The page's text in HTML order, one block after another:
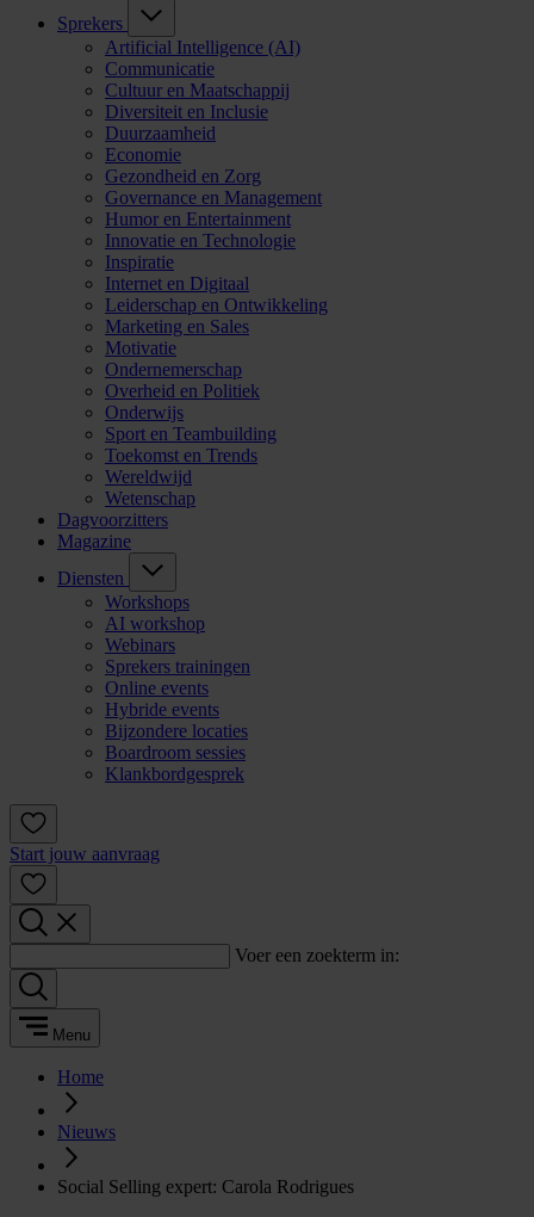
Sprekers
Artificial Intelligence (AI)
Communicatie
Cultuur en Maatschappij
Diversiteit en Inclusie
Duurzaamheid
Economie
Gezondheid en Zorg
Governance en Management
Humor en Entertainment
Innovatie en Technologie
Inspiratie
Internet en Digitaal
Leiderschap en Ontwikkeling
Marketing en Sales
Motivatie
Ondernemerschap
Overheid en Politiek
Onderwijs
Sport en Teambuilding
Toekomst en Trends
Wereldwijd
Wetenschap
Dagvoorzitters
Magazine
Diensten
Workshops
AI workshop
Webinars
Sprekers trainingen
Online events
Hybride events
Bijzondere locaties
Boardroom sessies
Klankbordgesprek
Start jouw aanvraag
Voer een zoekterm in:
Menu
Home
Nieuws
Social Selling expert: Carola Rodrigues